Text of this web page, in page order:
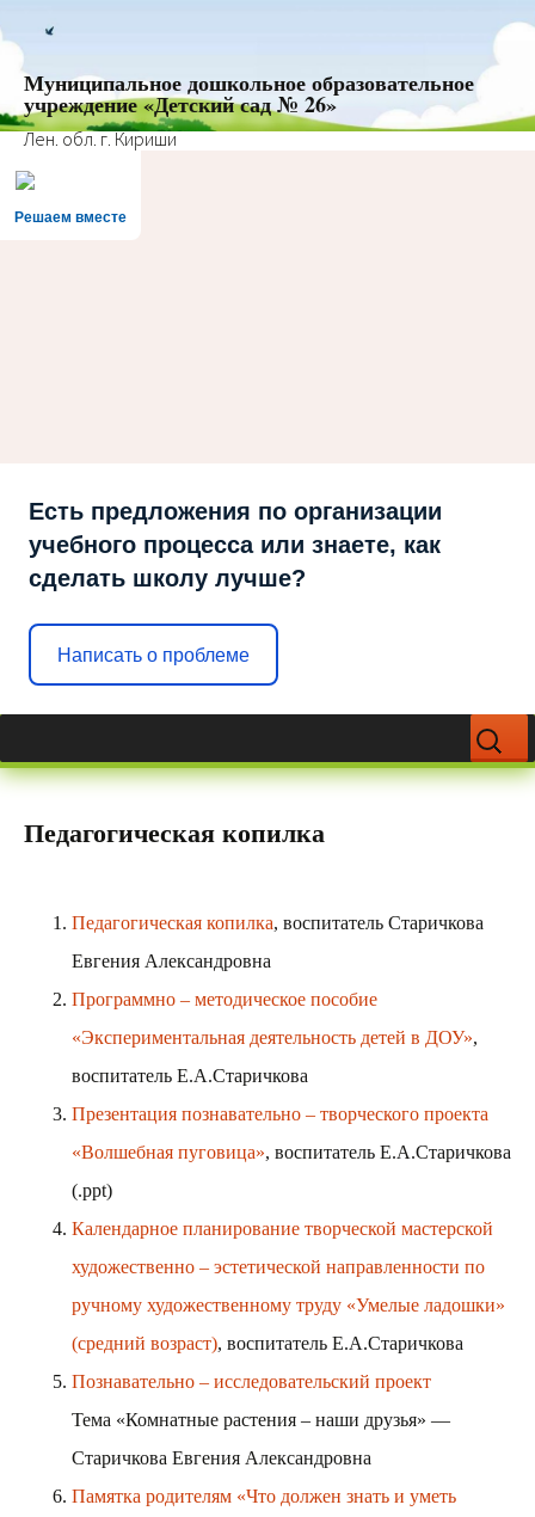
Муниципальное дошкольное образовательное
учреждение «Детский сад № 26»
Лен. обл. г. Кириши
Решаем вместе
Есть предложения по организации
учебного процесса или знаете, как
сделать школу лучше?
Написать о проблеме
к
Найти:
Педагогическая копилка
Педагогическая копилка, воспитатель Старичкова
Евгения Александровна
Программно – методическое пособие
«Экспериментальная деятельность детей в ДОУ»,
воспитатель Е.А.Старичкова
Презентация познавательно – творческого проекта
«Волшебная пуговица», воспитатель Е.А.Старичкова
(.ppt)
Календарное планирование творческой мастерской
художественно – эстетической направленности по
ручному художественному труду «Умелые ладошки»
(средний возраст), воспитатель Е.А.Старичкова
Познавательно – исследовательский проект
Тема «Комнатные растения – наши друзья» —
Старичкова Евгения Александровна
Памятка родителям «Что должен знать и уметь